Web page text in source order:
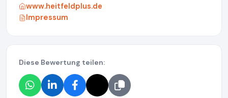
www.heitfeldplus.de
Impressum
Diese Bewertung teilen: